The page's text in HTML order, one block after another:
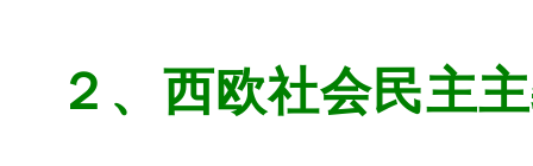
２、 西欧社会民主